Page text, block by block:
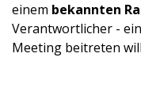
einem bekannten
Verantwortlicher -
Meeting beitreten